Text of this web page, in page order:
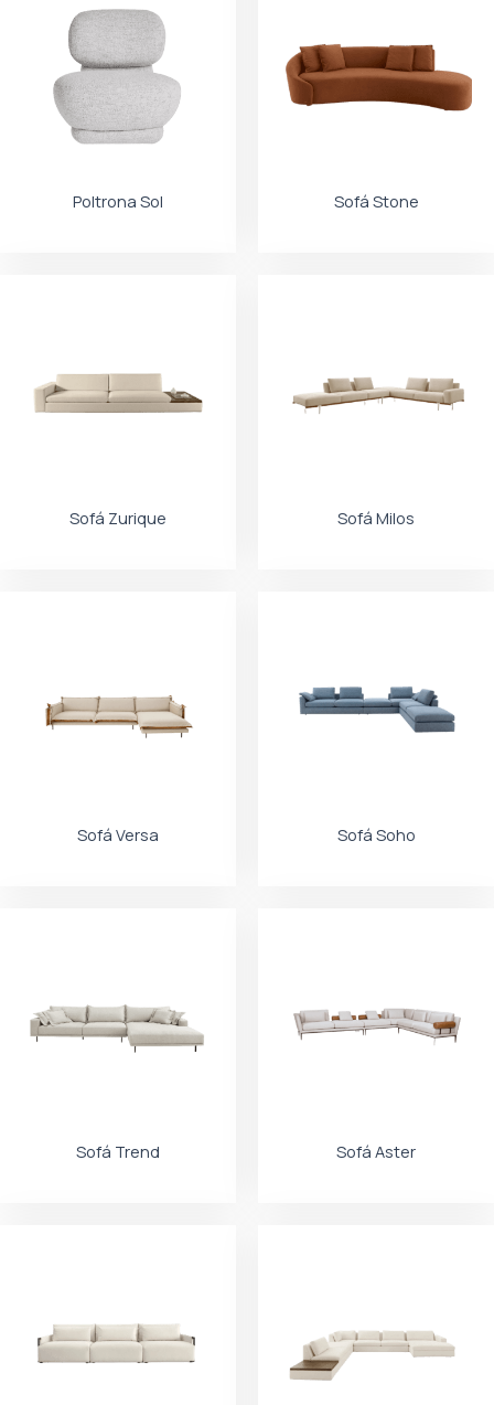
Poltrona Sol Sofá Stone
Sofá Zurique Sofá Milos
Sofá Versa Sofá Soho
Sofá Trend Sofá Aster